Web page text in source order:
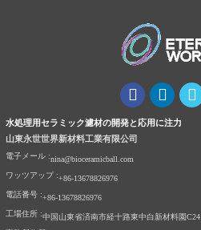
水処理用セラミック濾材の開発と応用に注力
山東永世世界新材料工業有限公司
電子メール :nina@bioceramicball.com
ワッツアップ :+86-13678826976
電話番号 :+86-13678826976
工場住所 :中国山東省済南市経十路東中白新材料園C24